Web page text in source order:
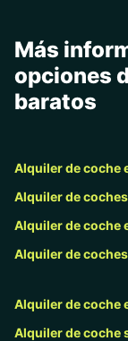
Más
opciones
baratos
Alquiler de coche
Alquiler de
Alquiler de coche
Alquiler de
Alquiler de coche
Alquiler de coche